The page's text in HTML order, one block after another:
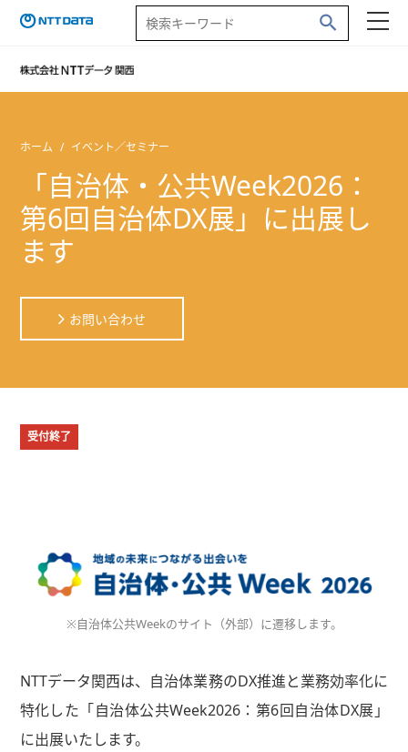
ホーム イベント／セミナー
「自治体・公共Week2026：
第6回自治体DX展」に出展し
ます
お問い合わせ
受付終了
※自治体公共Weekのサイト（外部）に遷移します。
NTTデータ関西は、自治体業務のDX推進と業務効率化に
特化した「自治体公共Week2026：第6回自治体DX展」
に出展いたします。